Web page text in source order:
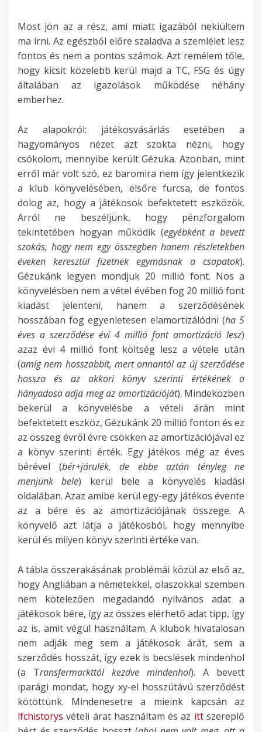
Most jön az a rész, ami miatt igazából nekiültem
ma írni. Az egészből előre szaladva a szemlélet lesz
fontos és nem a pontos számok. Azt remélem tőle,
hogy kicsit közelebb kerül majd a TC, FSG és úgy
általában az igazolások működése néhány
emberhez.
Az alapokról: játékosvásárlás esetében a
hagyományos nézet azt szokta nézni, hogy
csókolom, mennyibe került Gézuka. Azonban, mint
erről már volt szó, ez baromira nem így jelentkezik
a klub könyvelésében, elsőre furcsa, de fontos
dolog az, hogy a játékosok befektetett eszközök.
Arról ne beszéljünk, hogy pénzforgalom
tekintetében hogyan működik (egyébként a bevett
szokás, hogy nem egy összegben hanem részletekben
éveken keresztül fizetnek egymásnak a csapatok).
Gézukánk legyen mondjuk 20 millió font. Nos a
könyvelésben nem a vétel évében fog 20 millió font
kiadást jelenteni, hanem a szerződésének
hosszában fog egyenletesen elamortizálódni (ha 5
éves a szerződése évi 4 millió font amortizáció lesz)
azaz évi 4 millió font költség lesz a vétele után
(amíg nem hosszabbít, mert onnantól az új szerződése
hossza és az akkori könyv szerinti értékének a
hányadosa adja meg az amortizációját). Mindeközben
bekerül a könyvelésbe a vételi árán mint
befektetett eszköz, Gézukánk 20 millió fonton és ez
az összeg évről évre csökken az amortizációjával ez
a könyv szerinti érték. Egy játékos még az éves
bérével (bér+járulék, de ebbe aztán tényleg ne
menjünk bele) kerül bele a könyvelés kiadási
oldalában. Azaz amibe kerül egy-egy játékos évente
az a bére és az amortizációjának összege. A
könyvelő azt látja a játékosból, hogy mennyibe
kerül és milyen könyv szerinti értéke van.
A tábla összerakásának problémái közül az első az,
hogy Angliában a németekkel, olaszokkal szemben
nem kötelezően megadandó nyilvános adat a
játékosok bére, így az összes elérhető adat tipp, így
az is, amit végül használtam. A klubok hivatalosan
nem adják meg sem a játékosok árát, sem a
szerződés hosszát, így ezek is becslések mindenhol
(a Transfermarkttól kezdve mindenhol). A bevett
iparági mondat, hogy xy-el hosszútávú szerződést
kötöttünk. Mindenesetre a mieink kapcsán az
lfchistorys vételi árat használtam és az ittszereplő